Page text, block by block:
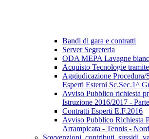
Bandi di gara e contratti
Server Segreteria
ODA MEPA Lavagne
Acquisto Tecnologie
Aggiudicazione Procedura/
Esperti Esterni Sc.Sec.1^
Avviso Pubblico richiesta
Istruzione 2016/2017 -
Contratti Esperti E.F.2016
Avviso Pubblico Richiesta
Arrampicata - Tennis -